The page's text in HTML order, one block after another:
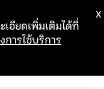
อียดเพิ่มเติมได้ที่
ารใช้บริการ
X